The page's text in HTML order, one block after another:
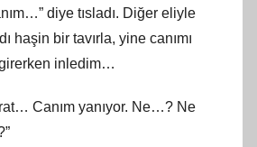
diye tısladı. Diğer eliyle
haşin bir tavırla, yine canımı
inledim…
Canım yanıyor. Ne…? Ne